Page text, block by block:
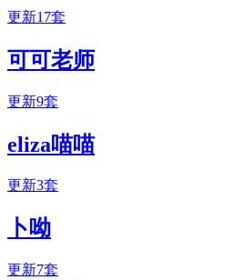
更新17套
可可老师
更新9套
eliza喵喵
更新3套
卜呦
更新7套